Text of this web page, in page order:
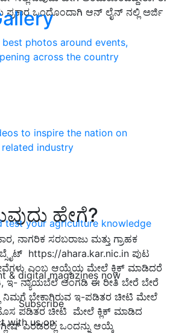
photos around events,
across the country
to inspire the nation on
industry
test your agriculture knowledge
& digital magazines now
Subscribe
with us on:
ಒಂದೊಂದಾಗಿ ಆನ್ ಲೈನ್ ನಲ್ಲಿ ಅರ್ಜಿ
ಹೇಗೆ?
ನಾಗರಿಕ ಸರಬರಾಜು ಮತ್ತು ಗ್ರಾಹಕ
https://ahara.kar.nic.in ಪುಟ
ಎಂಬ ಆಯ್ಕೆಯ ಮೇಲೆ ಕ್ಲಿಕ್ ಮಾಡಿದರೆ
ಇ- ನ್ಯಾಯಬೆಲೆ ಅಂಗಡಿ ಈ ರೀತಿ ಬೇರೆ ಬೇರೆ
ನಿಮಗೆ ಬೇಕಾಗಿರುವ ಇ-ಪಡಿತರ ಚೀಟಿ ಮೇಲೆ
ಪಡಿತರ ಚೀಟಿ ಮೇಲೆ ಕ್ಲಿಕ್ ಮಾಡಿದ
ಎರಡರಲ್ಲಿ ಒಂದನ್ನು ಆಯ್ಕೆ